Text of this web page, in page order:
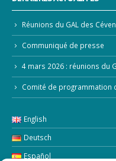
Réunions du GAL des
Communiqué de presse
4 mars 2026 : réunions du
Comité de programmation
Deutsch
Español